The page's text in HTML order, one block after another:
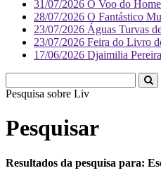
31/07/2026 O Voo do
28/07/2026 O Fantástico
23/07/2026 Águas Turvas
23/07/2026 Feira do Livro
17/06/2026 Djaimilia
Pesquisa sobre Literatura
Pesquisar
Resultados da pesquisa para: